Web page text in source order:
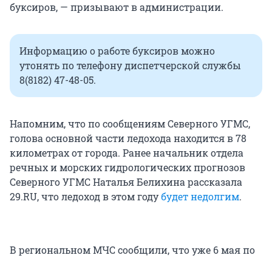
буксиров, — призывают в администрации.
Информацию о работе буксиров можно
утонять по телефону диспетчерской службы
8(8182) 47-48-05.
Напомним, что по сообщениям Северного УГМС,
голова основной части ледохода находится в 78
километрах от города. Ранее начальник отдела
речных и морских гидрологических прогнозов
Северного УГМС Наталья Белихина рассказала
29.RU, что ледоход в этом годубудет недолгим.
В региональном МЧС сообщили, что уже 6 мая по